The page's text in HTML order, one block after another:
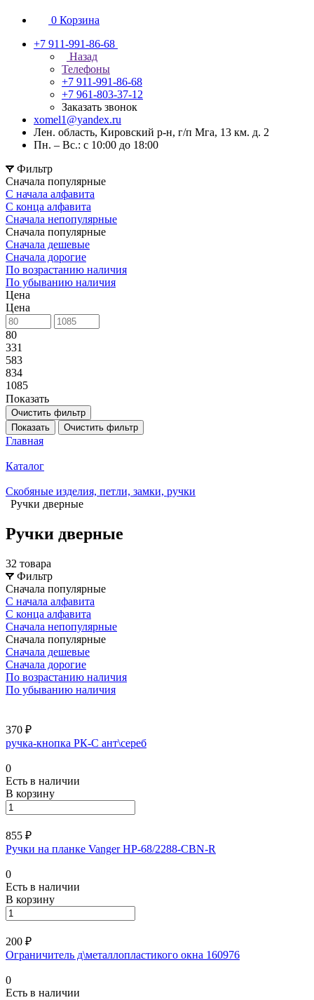
0 Корзина
+7 911-991-86-68
Назад
Телефоны
+7 911-991-86-68
+7 961-803-37-12
Заказать звонок
xomel1@yandex.ru
Лен. область, Кировский р-н, г/п Мга, 13 км. д. 2
Пн. – Вс.: с 10:00 до 18:00
Фильтр
Сначала популярные
С начала алфавита
С конца алфавита
Сначала непопулярные
Сначала популярные
Сначала дешевые
Сначала дорогие
По возрастанию наличия
По убыванию наличия
Цена
Цена
80
331
583
834
1085
Показать
Очистить фильтр
Показать
Очистить фильтр
Главная
Каталог
Скобяные изделия, петли, замки, ручки
Ручки дверные
Ручки дверные
32 товара
Фильтр
Сначала популярные
С начала алфавита
С конца алфавита
Сначала непопулярные
Сначала популярные
Сначала дешевые
Сначала дорогие
По возрастанию наличия
По убыванию наличия
370 ₽
ручка-кнопка РК-С ант\сереб
0
Есть в наличии
В корзину
855 ₽
Ручки на планке Vanger HP-68/2288-CBN-R
0
Есть в наличии
В корзину
200 ₽
Ограничитель д\металлопластикого окна 160976
0
Есть в наличии